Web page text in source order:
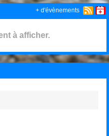
à afficher.
+ d'évènements